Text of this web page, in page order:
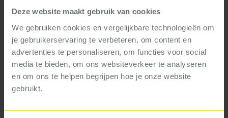
Deze website maakt gebruik van cookies
We gebruiken cookies en vergelijkbare technologieën om
je gebruikerservaring te verbeteren, om content en
advertenties te personaliseren, om functies voor social
media te bieden, om ons websiteverkeer te analyseren
en om ons te helpen begrijpen hoe je onze website
gebruikt.
Van toegang naar toepassing
Na de selectie begint het echte werk, namelijk
zorgen dat medewerkers AI daadwerkelijk
toepassen in hun werk. En het goede nieuws is: dat
hebben we nu bij verschillende organisaties
bestaande functionaliteiten zoals Copilot én